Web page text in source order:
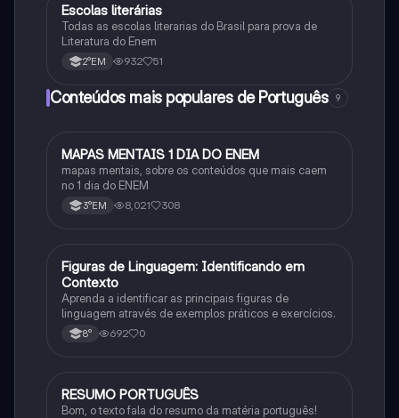
Português
Escolas literárias
Todas as escolas literarias do Brasil para prova de
Literatura do Enem
2°EM 932 51
Conteúdos mais populares de Português 9
Português
MAPAS MENTAIS 1 DIA DO ENEM
mapas mentais, sobre os conteúdos que mais caem
no 1 dia do ENEM
3°EM 8,021 308
FPortuguês
Figuras de Linguagem: Identificando em
Contexto
Aprenda a identificar as principais figuras de
linguagem através de exemplos práticos e exercícios.
8° 692 0
Português
RESUMO PORTUGUÊS
Bom, o texto fala do resumo da matéria português!